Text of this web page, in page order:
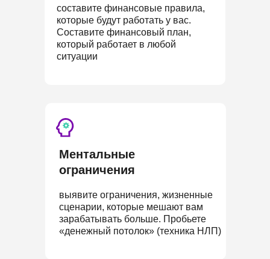
составите финансовые правила,
которые будут работать у вас.
Составите финансовый план,
который работает в любой
ситуации
Ментальные
ограничения
выявите ограничения, жизненные
сценарии, которые мешают вам
зарабатывать больше. Пробьете
«денежный потолок» (техника НЛП)